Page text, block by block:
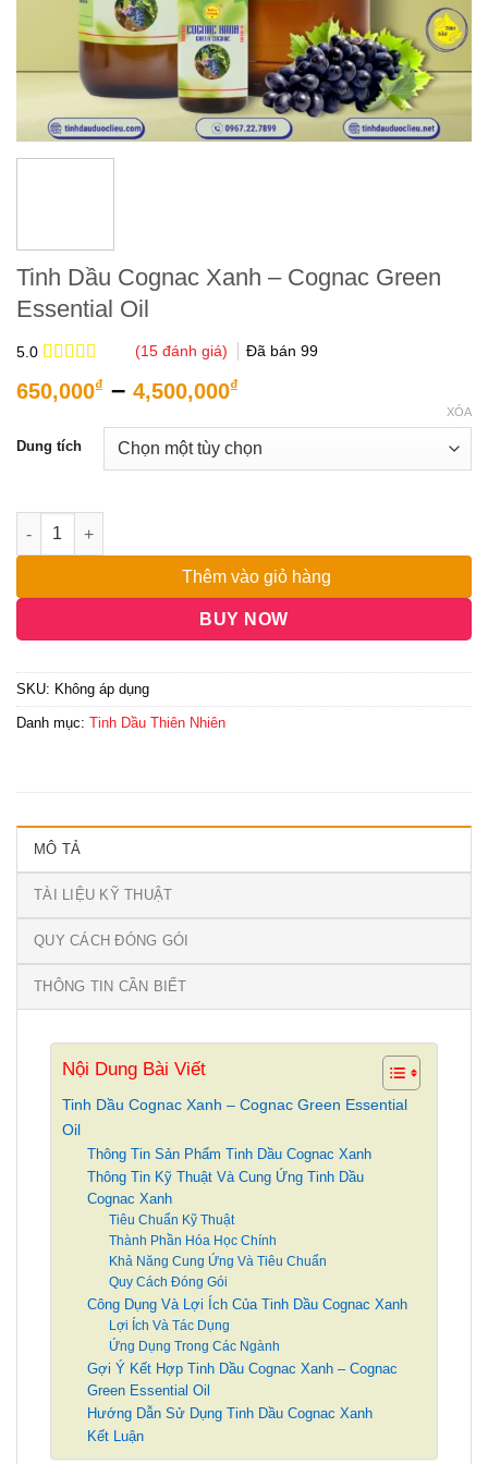
Tinh Dầu Cognac Xanh – Cognac Green
Essential Oil
5.0
trên 5
dựa trên
(15đánh giá) Đã bán 99
650,000₫ – 4,500,000₫
từ
650,000₫
Dung tích
XÓA
Thêm vào giỏ hàng
BUY NOW
SKU: Không áp dụng
Danh mục: Tinh Dầu Thiên Nhiên
MÔ TẢ
TÀI LIỆU KỸ THUẬT
QUY CÁCH ĐÓNG GÓI
THÔNG TIN CẦN BIẾT
Nội Dung Bài Viết
Tinh Dầu Cognac Xanh – Cognac Green Essential
Oil
Thông Tin Sản Phẩm Tinh Dầu Cognac Xanh
Thông Tin Kỹ Thuật Và Cung Ứng Tinh Dầu
Cognac Xanh
Tiêu Chuẩn Kỹ Thuật
Thành Phần Hóa Học Chính
Khả Năng Cung Ứng Và Tiêu Chuẩn
Quy Cách Đóng Gói
Công Dụng Và Lợi Ích Của Tinh Dầu Cognac Xanh
Lợi Ích Và Tác Dụng
Ứng Dụng Trong Các Ngành
Gợi Ý Kết Hợp Tinh Dầu Cognac Xanh – Cognac
Green Essential Oil
Hướng Dẫn Sử Dụng Tinh Dầu Cognac Xanh
Kết Luận